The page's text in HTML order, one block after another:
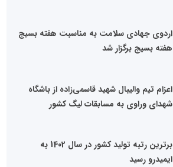
اردوی جهادی سلامت به مناسبت هفته بسیج
هفته بسیج برگزار شد
اعزام تیم والیبال شهید قاسمی‌زاده از باشگاه
شهدای وراوی به مسابقات لیگ کشور
برترین رتبه تولید کشور در سال 1402 به
ایمیدرو رسید